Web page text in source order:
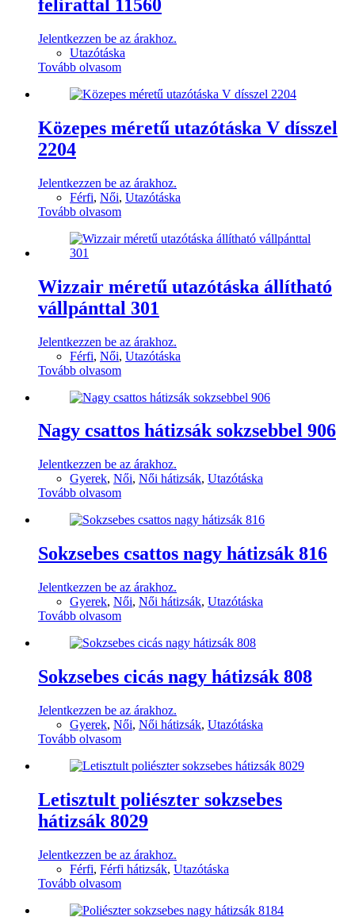
felirattal 11560
Jelentkezzen be az árakhoz.
Utazótáska
Tovább olvasom
Közepes méretű utazótáska V dísszel
2204
Jelentkezzen be az árakhoz.
Férfi, Női, Utazótáska
Tovább olvasom
Wizzair méretű utazótáska állítható
vállpánttal 301
Jelentkezzen be az árakhoz.
Férfi, Női, Utazótáska
Tovább olvasom
Nagy csattos hátizsák sokzsebbel 906
Jelentkezzen be az árakhoz.
Gyerek, Női, Női hátizsák, Utazótáska
Tovább olvasom
Sokzsebes csattos nagy hátizsák 816
Jelentkezzen be az árakhoz.
Gyerek, Női, Női hátizsák, Utazótáska
Tovább olvasom
Sokzsebes cicás nagy hátizsák 808
Jelentkezzen be az árakhoz.
Gyerek, Női, Női hátizsák, Utazótáska
Tovább olvasom
Letisztult poliészter sokzsebes
hátizsák 8029
Jelentkezzen be az árakhoz.
Férfi, Férfi hátizsák, Utazótáska
Tovább olvasom